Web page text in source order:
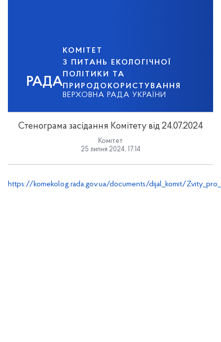
РАДА
КОМІТЕТ
З ПИТАНЬ ЕКОЛОГІЧНОЇ
ПОЛІТИКИ ТА
ПРИРОДОКОРИСТУВАННЯ
ВЕРХОВНА РАДА УКРАЇНИ
Стенограма засідання Комітету від 24.07.2024
Комітет
25 липня 2024, 17:14
https://komekolog.rada.gov.ua/documents/dijal_komit/